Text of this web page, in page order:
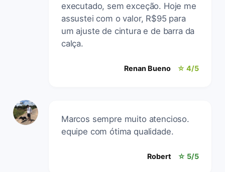
executado, sem exceção. Hoje me
assustei com o valor, R$95 para
um ajuste de cintura e de barra da
calça.
Renan Bueno ☆ 4/5
Marcos sempre muito atencioso.
equipe com ótima qualidade.
Robert ☆ 5/5